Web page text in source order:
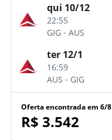
qui 10/12
22:55
GIG - AUS
ter 12/1
16:59
AUS - GIG
Oferta encontrada em 6/8
R$ 3.542